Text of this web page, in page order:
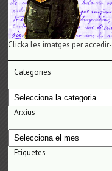
Clicka les imatges per
Categories
Categories
Arxius
Arxius
Etiquetes